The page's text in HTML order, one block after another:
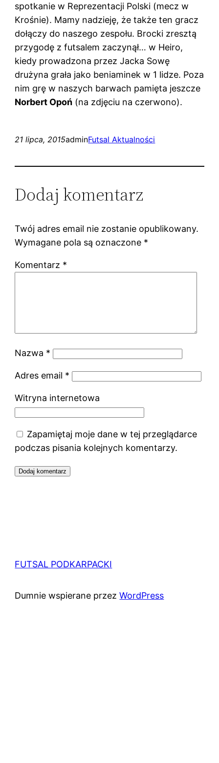
spotkanie w Reprezentacji Polski (mecz w
Krośnie). Mamy nadzieję, że także ten gracz
dołączy do naszego zespołu. Brocki zresztą
przygodę z futsalem zaczynął… w Heiro,
kiedy prowadzona przez Jacka Sowę
drużyna grała jako beniaminek w 1 lidze. Poza
nim grę w naszych barwach pamięta jeszcze
Norbert Opoń (na zdjęciu na czerwono).
21 lipca, 2015adminFutsal Aktualności
Dodaj komentarz
Twój adres email nie zostanie opublikowany.
Wymagane pola są oznaczone *
Komentarz *
Nazwa *
Adres email *
Witryna internetowa
Zapamiętaj moje dane w tej przeglądarce
podczas pisania kolejnych komentarzy.
FUTSAL PODKARPACKI
Dumnie wspierane przezWordPress